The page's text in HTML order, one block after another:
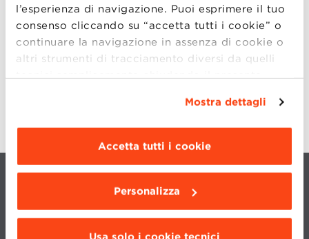
l’esperienza di navigazione. Puoi esprimere il tuo
consenso cliccando su “accetta tutti i cookie” o
continuare la navigazione in assenza di cookie o
altri strumenti di tracciamento diversi da quelli
tecnici semplicemente chiudendo il presente
Dettagli ”. Per
modificare le impostazioni di navigazione e
scegliere le funzionalità, le terze parti e i cookie
Mostra dettagli
Accetta tutti i cookie
Personalizza
Usa solo i cookie tecnici
EDIZIONI PRECEDENTI
OFFERTA FORMATIVA
ENTREPRENEURSHIP HUB